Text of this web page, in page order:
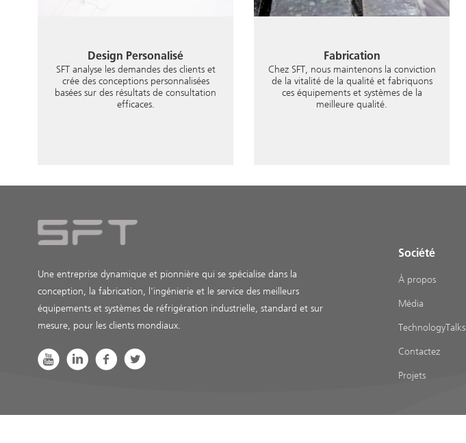
Design Personalisé
SFT analyse les demandes des clients et
crée des conceptions personnalisées
basées sur des résultats de consultation
efficaces.
Fabrication
Chez SFT, nous maintenons la conviction
de la vitalité de la qualité et fabriquons
ces équipements et systèmes de la
meilleure qualité.
Une entreprise dynamique et pionnière qui se spécialise dans la
conception, la fabrication, l'ingénierie et le service des meilleurs
équipements et systèmes de réfrigération industrielle, standard et sur
mesure, pour les clients mondiaux.
Société
À propos
Média
TechnologyTalks
Contactez
Projets